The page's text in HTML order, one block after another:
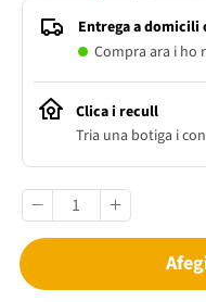
Entrega a domicili
Compra ara i ho
Clica i recull
Tria una botiga i